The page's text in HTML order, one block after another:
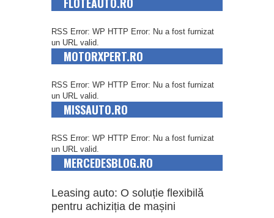
RSS Error: WP HTTP Error: Nu a fost furnizat
un URL valid.
MOTORXPERT.RO
RSS Error: WP HTTP Error: Nu a fost furnizat
un URL valid.
MISSAUTO.RO
RSS Error: WP HTTP Error: Nu a fost furnizat
un URL valid.
MERCEDESBLOG.RO
Leasing auto: O soluție flexibilă
pentru achiziția de mașini